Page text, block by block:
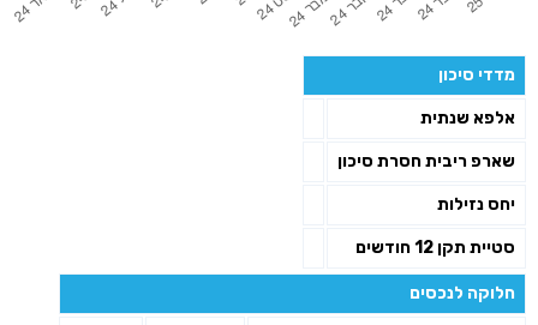
מדדי סיכון
אלפא שנתית
שארפ ריבית חסרת סיכון
יחס נזילות
סטיית תקן 12 חודשים
חלוקה לנכסים